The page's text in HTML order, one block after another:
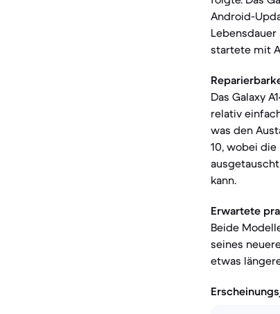
Android-
startete mit
Das Galaxy
relativ
was den
10, wobei
kann.
Erwartete
Beide
seines
etwas